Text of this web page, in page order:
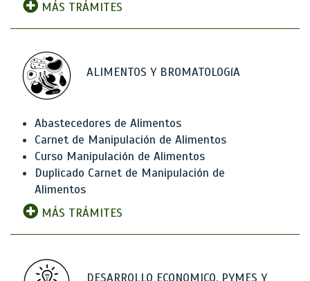
MÁS TRÁMITES
ALIMENTOS Y BROMATOLOGíA
Abastecedores de Alimentos
Carnet de Manipulación de Alimentos
Curso Manipulación de Alimentos
Duplicado Carnet de Manipulación de
Alimentos
MÁS TRÁMITES
DESARROLLO ECONOMICO, PYMES Y